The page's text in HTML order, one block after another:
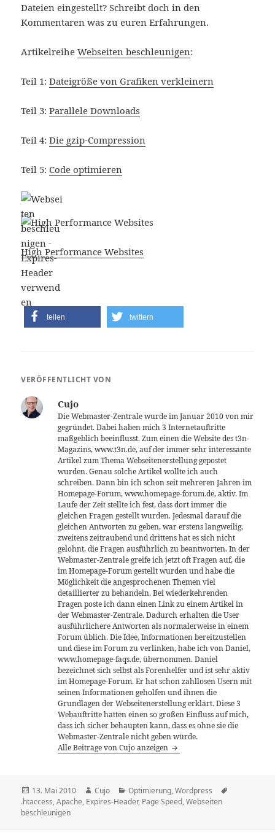
Dateien eingestellt? Schreibt doch in den
Kommentaren was zu euren Erfahrungen.
ArtikelreiheWebseiten beschleunigen:
Teil 1:Dateigröße von Grafiken verkleinern
Teil 3:Parallele Downloads
Teil 4:Die gzip-Compression
Teil 5: Code optimieren
High Performance Websites
teilen twittern
VERÖFFENTLICHT VON
Cujo
Die Webmaster-Zentrale wurde im Januar 2010 von mir
gegründet. Dabei haben mich 3 Internetauftritte
maßgeblich beeinflusst. Zum einen die Website des t3n-
Magazins, www.t3n.de, auf der immer sehr interessante
Artikel zum Thema Webseitenerstellung gepostet
wurden. Genau solche Artikel wollte ich auch
schreiben. Dann bin ich schon seit mehreren Jahren im
Homepage-Forum, www.homepage-forum.de, aktiv. Im
Laufe der Zeit stellte ich fest, dass dort immer die
gleichen Fragen gestellt wurden. Jedesmal darauf die
gleichen Antworten zu geben, war erstens langweilig,
zweitens zeitraubend und drittens hat es sich nicht
gelohnt, die Fragen ausführlich zu beantworten. In der
Webmaster-Zentrale greife ich jetzt oft Fragen auf, die
im Homepage-Forum gestellt wurden und habe die
Möglichkeit die angesprochenen Themen viel
detaillierter zu behandeln. Bei wiederkehrenden
Fragen poste ich dann einen Link zu einem Artikel in
der Webmaster-Zentrale. Dadurch erhalten die User
ausführlichere Antworten als normalerweise in einem
Forum üblich. Die Idee, Informationen bereitzustellen
und diese im Forum zu verlinken, habe ich von Daniel,
www.homepage-faqs.de, übernommen. Daniel
bezeichnet sich selbst als Forenhelfer und ist sehr aktiv
im Homepage-Forum. Er hat schon zahllosen Usern mit
seinen Informationen geholfen und ihnen die
Grundlagen der Webseitenerstellung erklärt. Diese 3
Webauftritte hatten einen so großen Einfluss auf mich,
dass ich sicher behaupten kann, dass es ohne sie die
Webmaster-Zentrale nicht geben würde.
Alle Beiträge von Cujo anzeigen
Veröffentlicht
am
13. Mai 2010 Autor
Cujo Kategorien
Optimierung,Wordpress
Schlagwörter
.htaccess,Apache, Expires-Header, Page Speed,Webseiten
beschleunigen